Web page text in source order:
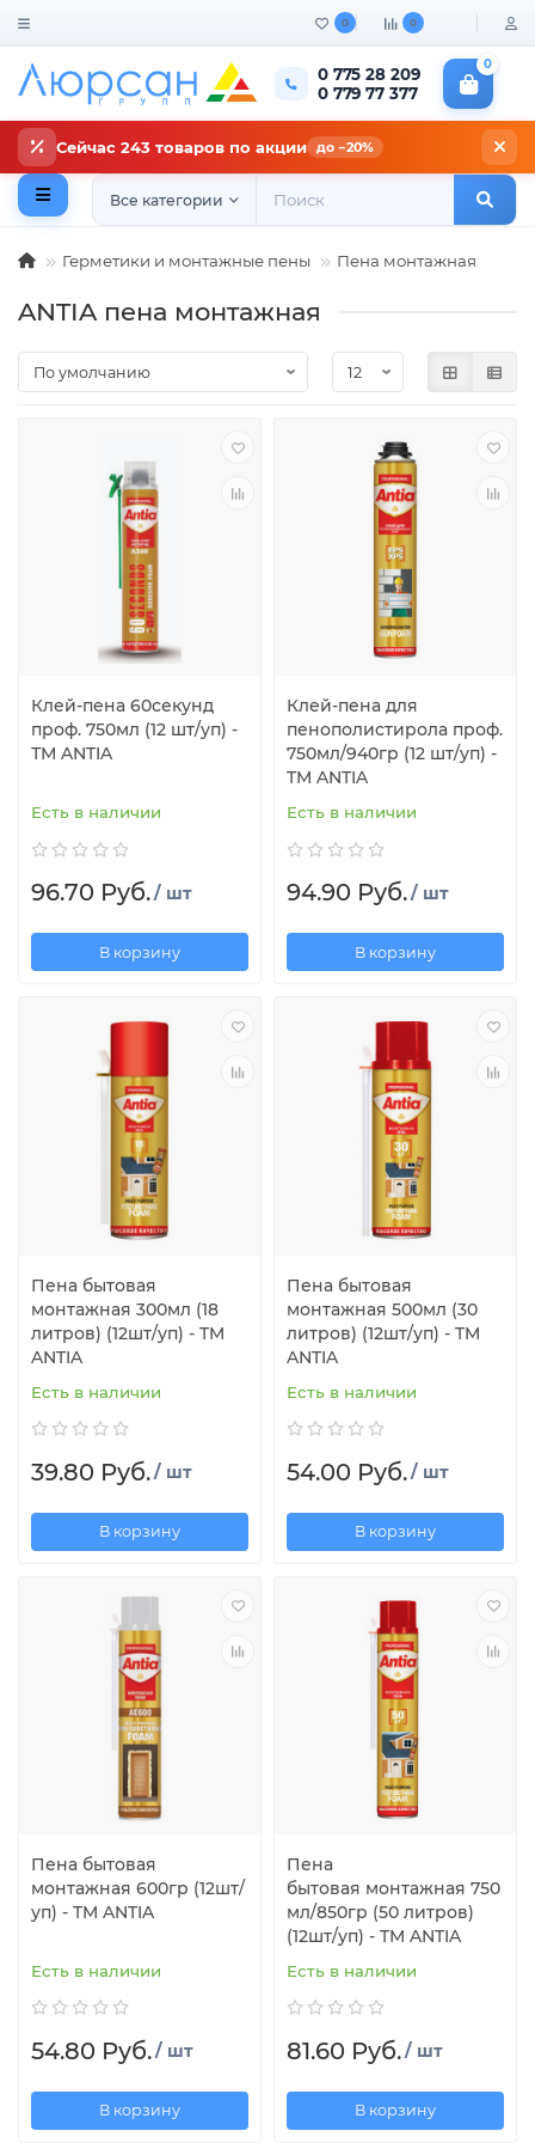
0 0
0 775 28 209
0 779 77 377
0
Сейчас 243 товаров по акции до −20%
Все категории
Герметики и монтажные пены Пена монтажная
ANTIA пена монтажная
Клей-пена 60секунд
проф. 750мл (12 шт/уп) -
ТМ ANTIA
Есть в наличии
96.70 Руб./ шт
В корзину
Клей-пена для
пенополистирола проф.
750мл/940гр (12 шт/уп) -
TM ANTIA
Есть в наличии
94.90 Руб./ шт
В корзину
Пена бытовая
монтажная 300мл (18
литров) (12шт/уп) - TM
ANTIA
Есть в наличии
39.80 Руб./ шт
В корзину
Пена бытовая
монтажная 500мл (30
литров) (12шт/уп) - TM
ANTIA
Есть в наличии
54.00 Руб./ шт
В корзину
Пена бытовая
монтажная 600гр (12шт/
уп) - TM ANTIA
Есть в наличии
54.80 Руб./ шт
В корзину
Пена
бытовая монтажная 750
мл/850гр (50 литров)
(12шт/уп) - TM ANTIA
Есть в наличии
81.60 Руб./ шт
В корзину